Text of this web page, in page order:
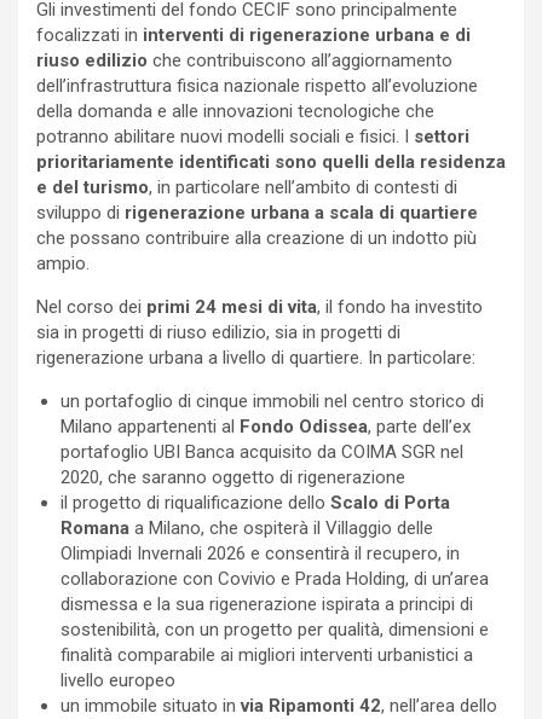
Gli investimenti del fondo CECIF sono principalmente
focalizzati in interventi di rigenerazione urbana e di
riuso edilizio che contribuiscono all’aggiornamento
dell’infrastruttura fisica nazionale rispetto all’evoluzione
della domanda e alle innovazioni tecnologiche che
potranno abilitare nuovi modelli sociali e fisici. I settori
prioritariamente identificati sono quelli della residenza
e del turismo, in particolare nell’ambito di contesti di
sviluppo di rigenerazione urbana a scala di quartiere
che possano contribuire alla creazione di un indotto più
ampio.
Nel corso dei primi 24 mesi di vita, il fondo ha investito
sia in progetti di riuso edilizio, sia in progetti di
rigenerazione urbana a livello di quartiere. In particolare:
un portafoglio di cinque immobili nel centro storico di
Milano appartenenti al Fondo Odissea, parte dell’ex
portafoglio UBI Banca acquisito da COIMA SGR nel
2020, che saranno oggetto di rigenerazione
il progetto di riqualificazione dello Scalo di Porta
Romana a Milano, che ospiterà il Villaggio delle
Olimpiadi Invernali 2026 e consentirà il recupero, in
collaborazione con Covivio e Prada Holding, di un’area
dismessa e la sua rigenerazione ispirata a principi di
sostenibilità, con un progetto per qualità, dimensioni e
finalità comparabile ai migliori interventi urbanistici a
livello europeo
un immobile situato invia Ripamonti 42, nell’area dello